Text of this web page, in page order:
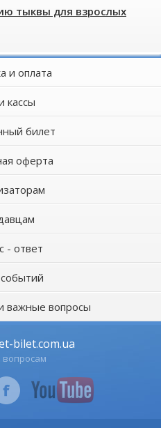
тыквы для взрослых
и оплата
кассы
билет
оферта
- ответ
важные вопросы
bilet.com.ua
вопросам